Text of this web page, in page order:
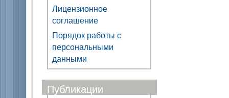
Лицензионное
соглашение
Порядок работы с
персональными
данными
Публикации